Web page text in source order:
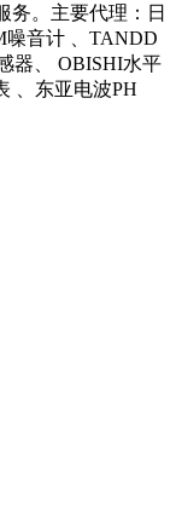
务。主要代理：日
噪音计 、TANDD
器、 OBISHI水平
、东亚电波PH